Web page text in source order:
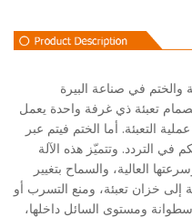
في صناعة البيرة
ذي غرفة واحدة يعمل
أما الختم فيتم عبر
وتتميّز هذه الآلة
والسماح بتغيير
تعبئة، ومنع التسرب أو
السائل داخلها،